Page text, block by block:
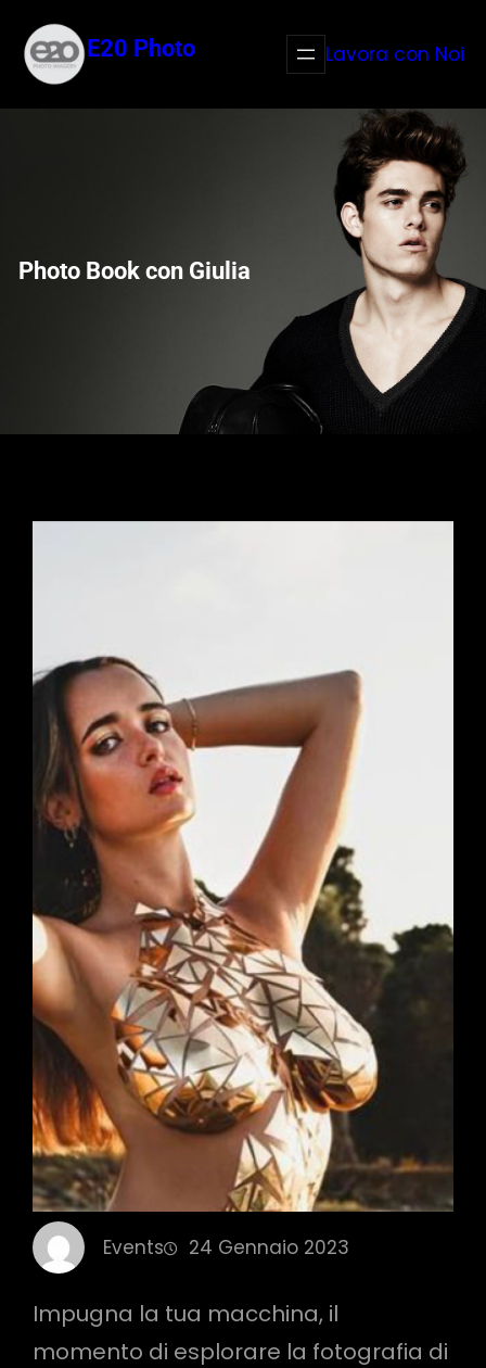
contenuto
E20 Photo Lavora con Noi
Photo Book con Giulia
Events 24 Gennaio 2023
Impugna la tua macchina, il
momento di esplorare la fotografia di